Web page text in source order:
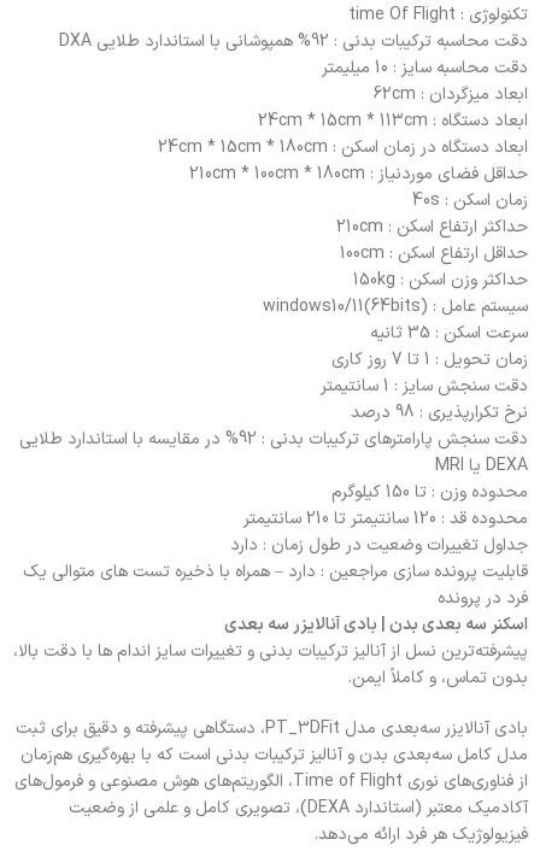
تکنولوژی : time Of Flight
دقت محاسبه ترکیبات بدنی : 92% همپوشانی با استاندارد طلایی DXA
دقت محاسبه سایز : 10 میلیمتر
ابعاد میزگردان : 62cm
ابعاد دستگاه : 24cm * 15cm * 113cm
ابعاد دستگاه در زمان اسکن : 24cm * 15cm * 180cm
حداقل فضای موردنیاز : 210cm * 100cm * 180cm
زمان اسکن : 40s
حداکثر ارتفاع اسکن : 210cm
حداقل ارتفاع اسکن : 100cm
حداکثر وزن اسکن : 150kg
سیستم عامل : windows10/11(64bits)
سرعت اسکن : 35 ثانیه
زمان تحویل : 1 تا 7 روز کاری
دقت سنجش سایز : 1 سانتیمتر
نرخ تکرارپذیری : 98 درصد
دقت سنجش پارامترهای ترکیبات بدنی : 92% در مقایسه با استاندارد طلایی
DEXA یا MRI
محدوده وزن : تا 150 کیلوگرم
محدوده قد : 120 سانتیمتر تا 210 سانتیمتر
جداول تغییرات وضعیت در طول زمان : دارد
قابلیت پرونده سازی مراجعین : دارد – همراه با ذخیره تست های متوالی یک
فرد در پرونده
اسکنر سه بعدی بدن | بادی آنالایزر سه بعدی
پیشرفته‌ترین نسل از آنالیز ترکیبات بدنی و تغییرات سایز اندام ها با دقت بالا،
بدون تماس، و کاملاً ایمن.
بادی آنالایزر سه‌بعدی مدل PT_3DFit، دستگاهی پیشرفته و دقیق برای ثبت
مدل کامل سه‌بعدی بدن و آنالیز ترکیبات بدنی است که با بهره‌گیری هم‌زمان
از فناوری‌های نوری Time of Flight، الگوریتم‌های هوش مصنوعی و فرمول‌های
آکادمیک معتبر (استاندارد DEXA)، تصویری کامل و علمی از وضعیت
فیزیولوژیک هر فرد ارائه می‌دهد.